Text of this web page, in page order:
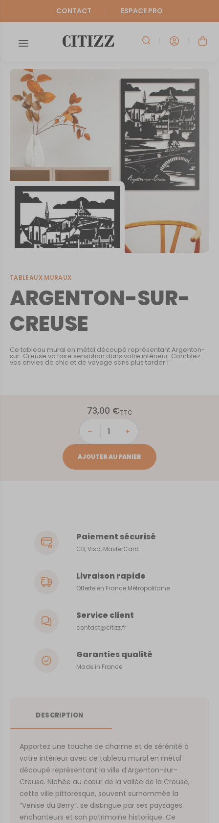
CONTACT ESPACE PRO
TABLEAUX MURAUX
ARGENTON-SUR-
CREUSE
Ce tableau mural en métal découpé représentant Argenton-
sur-Creuse va faire sensation dans votre intérieur. Comblez
vos envies de chic et de voyage sans plus tarder !
73,00 €TTC
quantité
ARGENTON-
AJOUTER AU PANIER
Paiement sécurisé
CB, Visa, MasterCard
Livraison rapide
Offerte en France Métropolitaine
Service client
contact@citizz.fr
Garanties qualité
Made in France
DESCRIPTION
Apportez une touche de charme et de sérénité à
votre intérieur avec ce tableau mural en métal
découpé représentant la ville d’Argenton-sur-
Creuse. Nichée au cœur de la vallée de la Creuse,
cette ville pittoresque, souvent surnommée la
“Venise du Berry”, se distingue par ses paysages
enchanteurs et son patrimoine historique. Ce